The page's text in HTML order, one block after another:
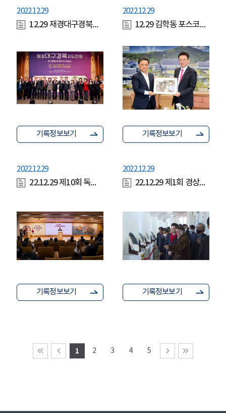
2022.12.29
12.29 재경대구경북시도민회 회장 이취임식
기록정보보기
2022.12.29
12.29 김학동 포스코부회장 환담
기록정보보기
2022.12.29
22.12.29 제10회 독도평화시상식
기록정보보기
2022.12.29
22.12.29 제1회 경상북도 도자작품 공모전 시상식
기록정보보기
1 2 3 4 5